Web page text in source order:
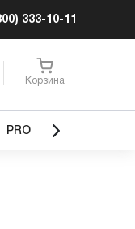
333-10-11
Корзина
PRO